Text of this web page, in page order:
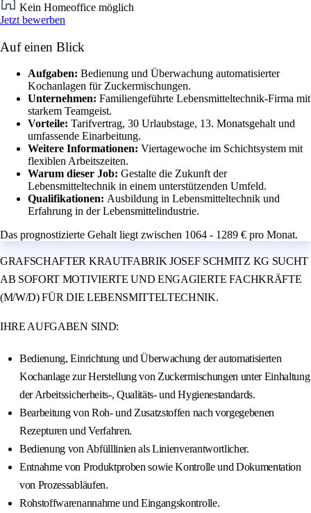
Kein Homeoffice möglich
Jetzt bewerben
Auf einen Blick
Aufgaben: Bedienung und Überwachung automatisierter
Kochanlagen für Zuckermischungen.
Unternehmen: Familiengeführte Lebensmitteltechnik-Firma mit
starkem Teamgeist.
Vorteile: Tarifvertrag, 30 Urlaubstage, 13. Monatsgehalt und
umfassende Einarbeitung.
Weitere Informationen: Viertagewoche im Schichtsystem mit
flexiblen Arbeitszeiten.
Warum dieser Job: Gestalte die Zukunft der
Lebensmitteltechnik in einem unterstützenden Umfeld.
Qualifikationen: Ausbildung in Lebensmitteltechnik und
Erfahrung in der Lebensmittelindustrie.
Das prognostizierte Gehalt liegt zwischen 1064 - 1289 € pro Monat.
GRAFSCHAFTER KRAUTFABRIK JOSEF SCHMITZ KG SUCHT
AB SOFORT MOTIVIERTE UND ENGAGIERTE FACHKRÄFTE
(M/W/D) FÜR DIE LEBENSMITTELTECHNIK.
IHRE AUFGABEN SIND:
Bedienung, Einrichtung und Überwachung der automatisierten
Kochanlage zur Herstellung von Zuckermischungen unter Einhaltung
der Arbeitssicherheits-, Qualitäts- und Hygienestandards.
Bearbeitung von Roh- und Zusatzstoffen nach vorgegebenen
Rezepturen und Verfahren.
Bedienung von Abfülllinien als Linienverantwortlicher.
Entnahme von Produktproben sowie Kontrolle und Dokumentation
von Prozessabläufen.
Rohstoffwarenannahme und Eingangskontrolle.